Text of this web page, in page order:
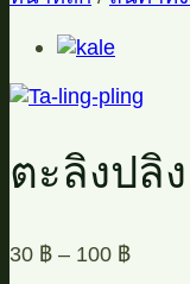
ตะลิงปลิ
30 ฿ – 100 ฿